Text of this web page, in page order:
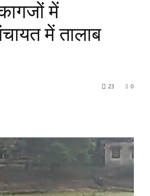
में
में तालाब
0
23